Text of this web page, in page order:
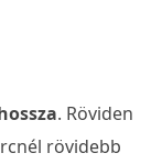
. Röviden
rövidebb